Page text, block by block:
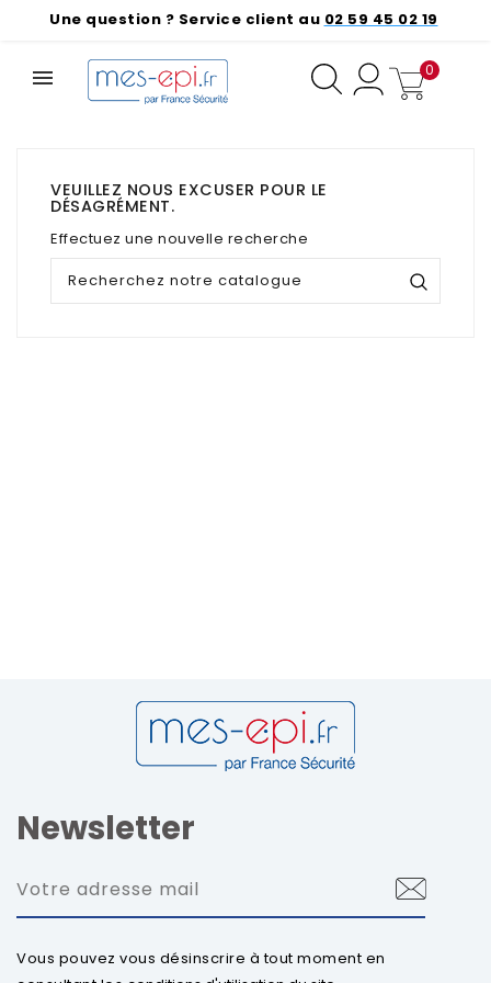
Une question ? Service client au 02 59 45 02 19
0
❮
VEUILLEZ NOUS EXCUSER POUR LE
DÉSAGRÉMENT.
Effectuez une nouvelle recherche
Newsletter
Vous pouvez vous désinscrire à tout moment en